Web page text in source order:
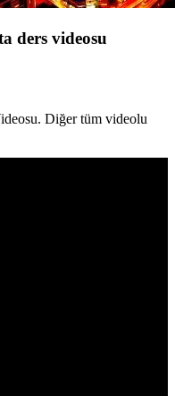
ders videosu
Diğer tüm videolu